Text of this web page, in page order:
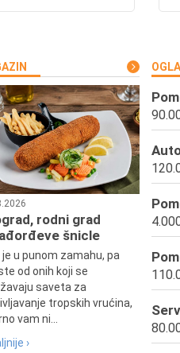
rodni grad
šnicle
u punom zamahu, pa
od onih koji se
saveta za
tropskih vrućina,
vam ni...
›